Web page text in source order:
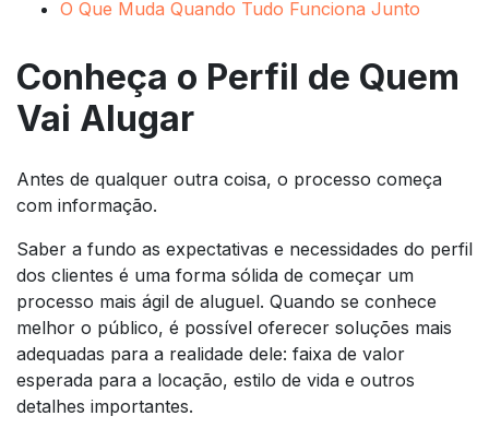
O Que Muda Quando Tudo Funciona Junto
Conheça o Perfil de Quem
Vai Alugar
Antes de qualquer outra coisa, o processo começa
com informação.
Saber a fundo as expectativas e necessidades do perfil
dos clientes é uma forma sólida de começar um
processo mais ágil de aluguel. Quando se conhece
melhor o público, é possível oferecer soluções mais
adequadas para a realidade dele: faixa de valor
esperada para a locação, estilo de vida e outros
detalhes importantes.